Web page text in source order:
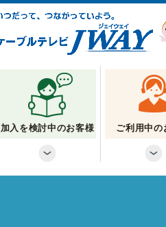
加入を検討中のお客様 ご利用中の